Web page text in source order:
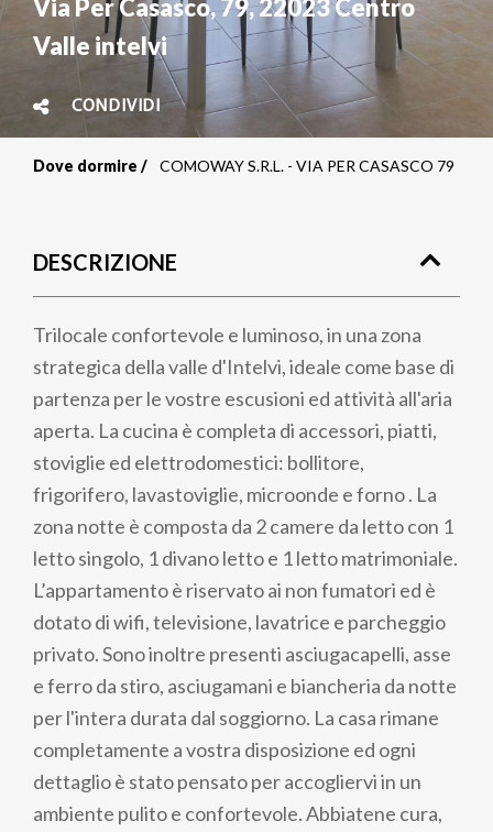
Via Per Casasco, 79,22023Centro
Valle intelvi
CONDIVIDI
pane
Dove dormire COMOWAY S.R.L. - VIA PER CASASCO 79
DESCRIZIONE
Trilocale confortevole e luminoso, in una zona
strategica della valle d'Intelvi, ideale come base di
partenza per le vostre escusioni ed attività all'aria
aperta. La cucina è completa di accessori, piatti,
stoviglie ed elettrodomestici: bollitore,
frigorifero, lavastoviglie, microonde e forno . La
zona notte è composta da 2 camere da letto con 1
letto singolo, 1 divano letto e 1 letto matrimoniale.
L’appartamento è riservato ai non fumatori ed è
dotato di wifi, televisione, lavatrice e parcheggio
privato. Sono inoltre presenti asciugacapelli, asse
e ferro da stiro, asciugamani e biancheria da notte
per l'intera durata dal soggiorno. La casa rimane
completamente a vostra disposizione ed ogni
dettaglio è stato pensato per accogliervi in un
ambiente pulito e confortevole. Abbiatene cura,